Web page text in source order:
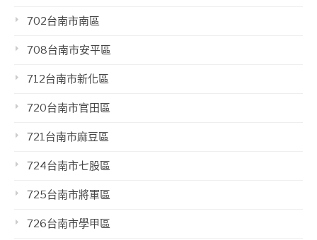
702台南市南區
708台南市安平區
712台南市新化區
720台南市官田區
721台南市麻豆區
724台南市七股區
725台南市將軍區
726台南市學甲區